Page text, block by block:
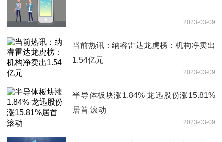
2023-03-09
当前热讯：纳睿雷达龙虎榜：机构净卖出
1.54亿元
2023-03-09
半导体板块涨1.84% 龙迅股份涨15.81%
居首 滚动
2023-03-09